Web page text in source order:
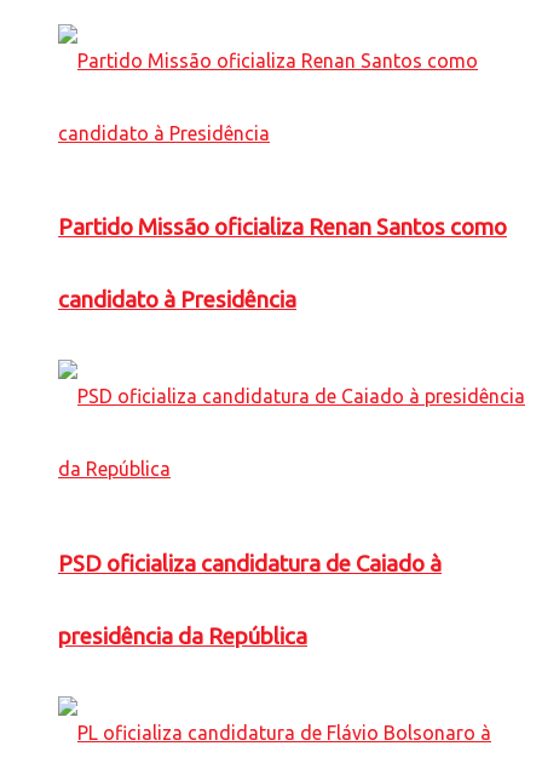
Partido Missão oficializa Renan Santos como
candidato à Presidência
PSD oficializa candidatura de Caiado à
presidência da República